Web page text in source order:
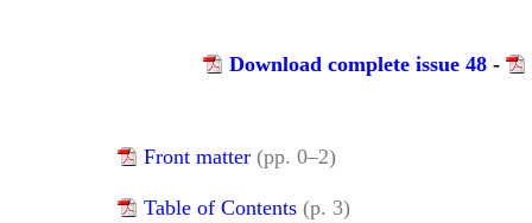
Download complete issue 48-
Front matter (pp. 0–2)
Table of Contents (p. 3)